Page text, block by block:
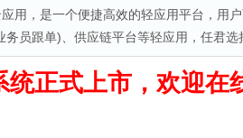
用，是一个便捷高效的轻应用平台，用
务员跟单)、供应链平台等轻应用，任君选
统正式上市，欢迎在